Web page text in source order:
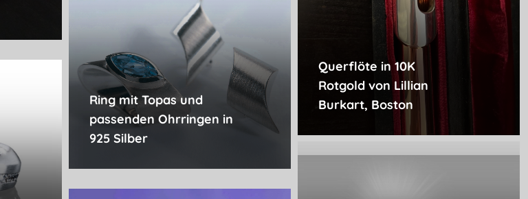
Querflöte in 10K
Rotgold von Lillian
Burkart, Boston
Ring mit Topas und
passenden Ohrringen in
925 Silber